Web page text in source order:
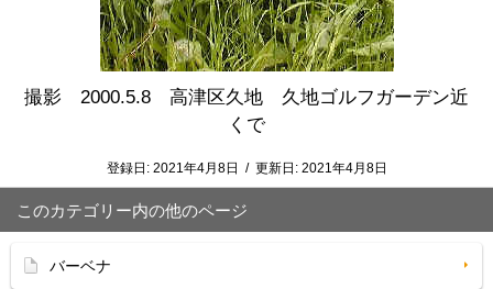
撮影 2000.5.8 高津区久地 久地ゴルフガーデン近
くで
登録日: 2021年4月8日 / 更新日: 2021年4月8日
このカテゴリー内の他のページ
バーベナ